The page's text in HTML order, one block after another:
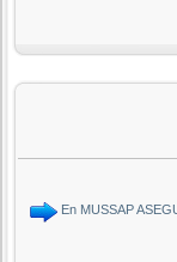
En MUSSAP